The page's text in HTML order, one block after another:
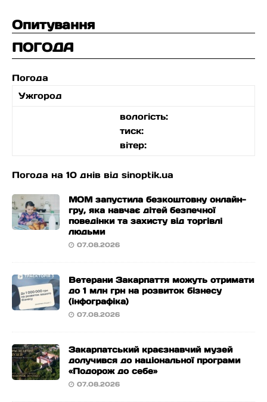
Опитування
ПОГОДА
Погода
Ужгород
вологість:
тиск:
вітер:
Погода на 10 днів від sinoptik.ua
МОМ запустила безкоштовну онлайн-
гру, яка навчає дітей безпечної
поведінки та захисту від торгівлі
людьми
07.08.2026
Ветерани Закарпаття можуть отримати
до 1 млн грн на розвиток бізнесу
(інфографіка)
07.08.2026
Закарпатський краєзнавчий музей
долучився до національної програми
«Подорож до себе»
07.08.2026